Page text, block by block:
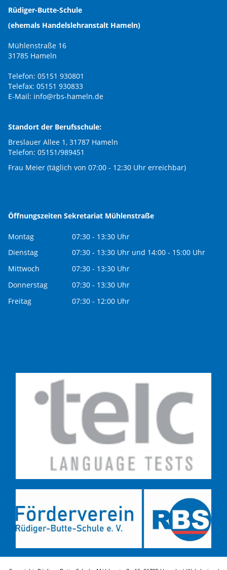
Rüdiger-Butte-Schule
(ehemals Handelslehranstalt Hameln)
Mühlenstraße 16
31785 Hameln
Telefon: 05151 930801
Telefax: 05151 930833
E-Mail: info@rbs-hameln.de
Standort der Berufsschule:
Breslauer Allee 1, 31787 Hameln
Telefon: 05151/989451
Frau Meier (täglich von 07:00 - 12:30 Uhr erreichbar)
Öffnungszeiten Sekretariat Mühlenstraße
Montag
07:30 - 13:30 Uhr
Dienstag
07:30 - 13:30 Uhr und 14:00 - 15:00 Uhr
Mittwoch
07:30 - 13:30 Uhr
Donnerstag
07:30 - 13:30 Uhr
Freitag
07:30 - 12:00 Uhr